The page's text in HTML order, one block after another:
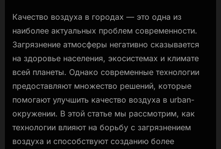
Качество воздуха в городах — это одна из
наиболее актуальных проблем современности.
Загрязнение атмосферы негативно сказывается
на здоровье населения, экосистемах и климате
всей планеты. Однако современные технологии
предоставляют множество решений, которые
помогают улучшить качество воздуха в urban-
окружении. В этой статье мы рассмотрим, как
технологии влияют на борьбу с загрязнением
воздуха и способствуют созданию более